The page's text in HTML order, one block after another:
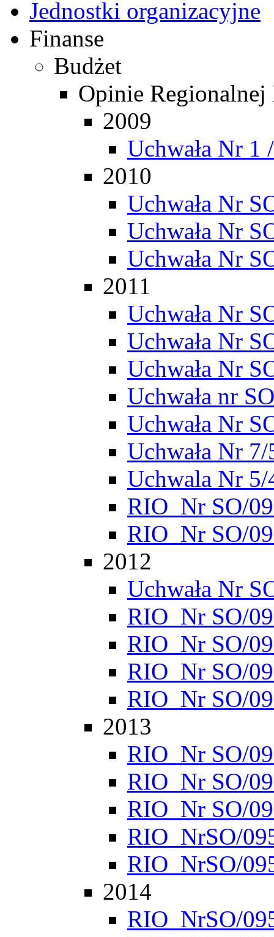
Jednostki organizacyjne
Finanse
Budżet
Opinie
2009
Uchwała Nr
2010
Uchwała Nr
Uchwała Nr
Uchwała Nr
2011
Uchwała Nr
Uchwała Nr
Uchwała Nr
Uchwała nr
Uchwała Nr
Uchwała Nr
Uchwala Nr 5/
RIO_Nr SO/
RIO_Nr SO/
2012
Uchwała Nr
RIO_Nr SO/
RIO_Nr SO/
RIO_Nr SO/
RIO_Nr SO/
2013
RIO_Nr SO/
RIO_Nr SO/
RIO_Nr SO/
RIO_NrSO/
RIO_NrSO/
2014
RIO_NrSO/